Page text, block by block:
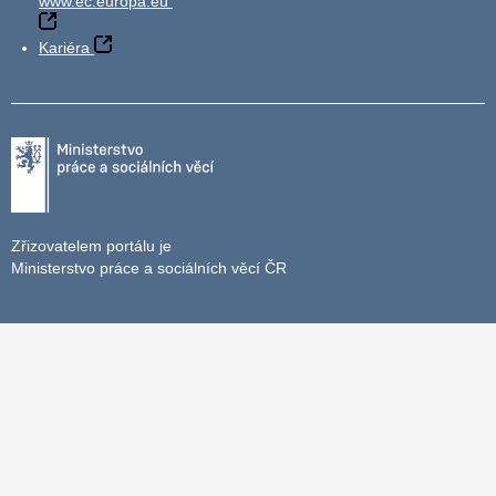
Kariéra
Zřizovatelem portálu je
Ministerstvo práce a sociálních věcí ČR